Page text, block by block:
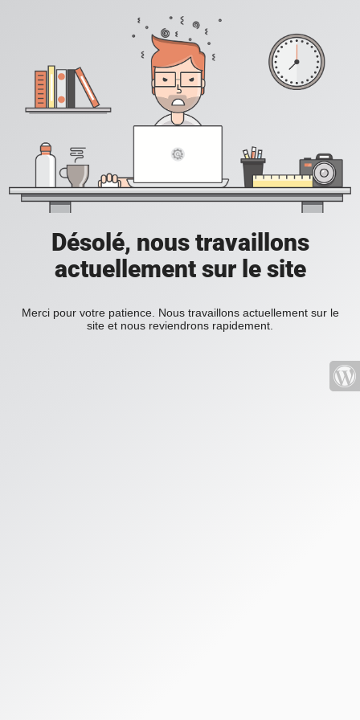
Désolé, nous travaillons
actuellement sur le site
Merci pour votre patience. Nous travaillons actuellement sur le
site et nous reviendrons rapidement.